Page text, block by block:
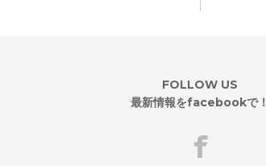
FOLLOW US
最新情報をfacebookで！